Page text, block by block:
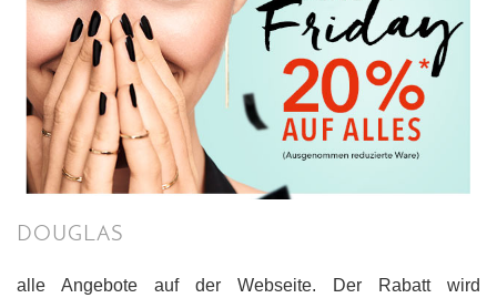
DOUGLAS
alle Angebote auf der Webseite. Der Rabatt wird